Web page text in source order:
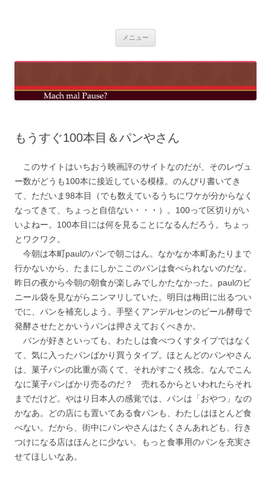
キ
メニュー
もうすぐ100本目＆パンやさん
このサイトはいちおう映画評のサイトなのだが、そのレヴュ
ー数がどうも100本に接近している模様。のんびり書いてき
て、ただいま98本目（でも数えているうちにワケが分からなく
なってきて、ちょっと自信ない・・・）。100って区切りがい
いよねー。100本目には何を見ることになるんだろう。ちょっ
とワクワク。
今朝は本町paulのパンで朝ごはん。なかなか本町あたりまで
行かないから、たまにしかここのパンは食べられないのだな。
昨日の夜から今朝の朝食が楽しみでしかたなかった。paulのビ
ニール袋を見ながらニンマリしていた。明日は梅田に出るつい
でに、パンを補充しよう。手堅くアンデルセンのビール酵母で
発酵させたとかいうパンは押さえておくべきか。
パンが好きといっても、わたしは食べつくすタイプではなく
て、気に入ったパンばかり買うタイプ。ほとんどのパンやさん
は、菓子パンの比重が高くて、それがすごく残念。なんでこん
なに菓子パンばかり売るのだ？ 売れるからといわれたらそれ
までだけど。やはり日本人の感覚では、パンは「おやつ」なの
かなあ。どの店にも置いてある食パンも、わたしはほとんど食
べない。だから、街中にパンやさんはたくさんあれども、行き
つけになる店はほんとに少ない。もっと食事用のパンを充実さ
せてほしいなあ。